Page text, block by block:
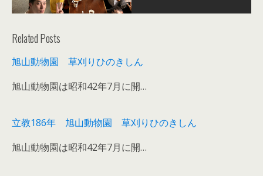
Related Posts
旭山動物園 草刈りひのきしん
旭山動物園は昭和42年7月に開…
立教186年 旭山動物園 草刈りひのきしん
旭山動物園は昭和42年7月に開…